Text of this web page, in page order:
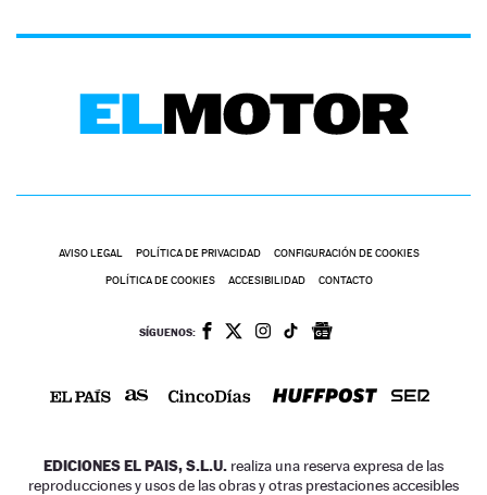
AVISO LEGAL POLÍTICA DE PRIVACIDAD CONFIGURACIÓN DE COOKIES
POLÍTICA DE COOKIES ACCESIBILIDAD CONTACTO
SÍGUENOS:
EDICIONES EL PAIS, S.L.U. realiza una reserva expresa de las
reproducciones y usos de las obras y otras prestaciones accesibles